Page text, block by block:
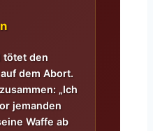
tötet den
dem Abort.
„Ich
jemanden
Waffe ab